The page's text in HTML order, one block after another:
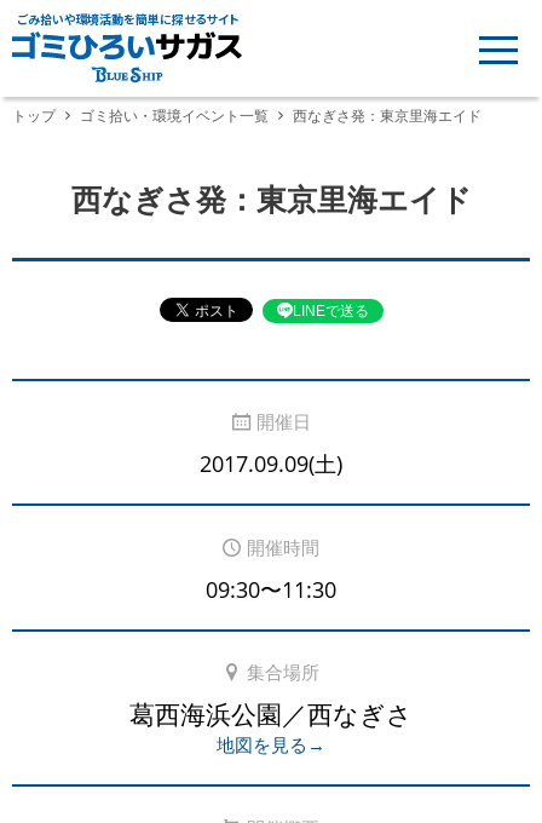
ごみ拾いや環境活動を簡単に探せるサイト
トップ ゴミ拾い・環境イベント一覧 西なぎさ発：東京里海エイド
西なぎさ発：東京里海エイド
LINEで送る
開催日
2017.09.09(土)
開催時間
09:30〜11:30
集合場所
葛西海浜公園／西なぎさ
地図を見る→